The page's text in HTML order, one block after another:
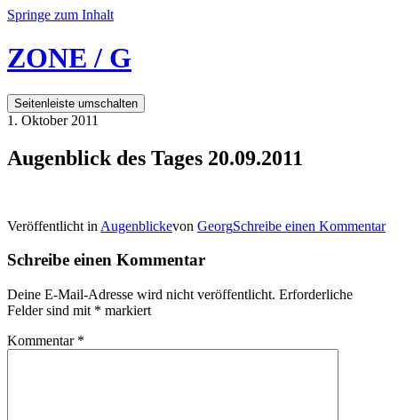
Springe zum Inhalt
ZONE / G
Seitenleiste umschalten
1. Oktober 2011
Augenblick des Tages 20.09.2011
Veröffentlicht in Augenblickevon GeorgSchreibe einen Kommentar
Schreibe einen Kommentar
Deine E-Mail-Adresse wird nicht veröffentlicht. Erforderliche
Felder sind mit * markiert
Kommentar *